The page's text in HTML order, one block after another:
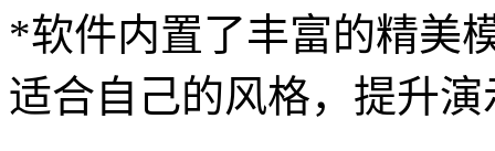
*软件内置了丰富的精美
适合自己的风格，提升